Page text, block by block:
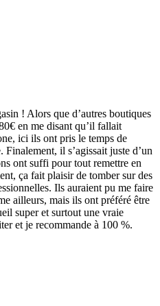
! Alors que d’autres boutiques
en me disant qu’il fallait
ici ils ont pris le temps de
il s’agissait juste d’un
ont suffi pour tout remettre en
ça fait plaisir de tomber sur des
Ils auraient pu me faire
ailleurs, mais ils ont préféré être
super et surtout une vraie
et je recommande à 100 %.